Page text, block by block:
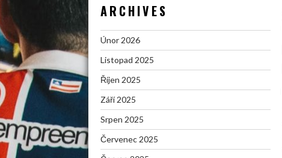
ARCHIVES
Únor 2026
Listopad 2025
Říjen 2025
Září 2025
Srpen 2025
Červenec 2025